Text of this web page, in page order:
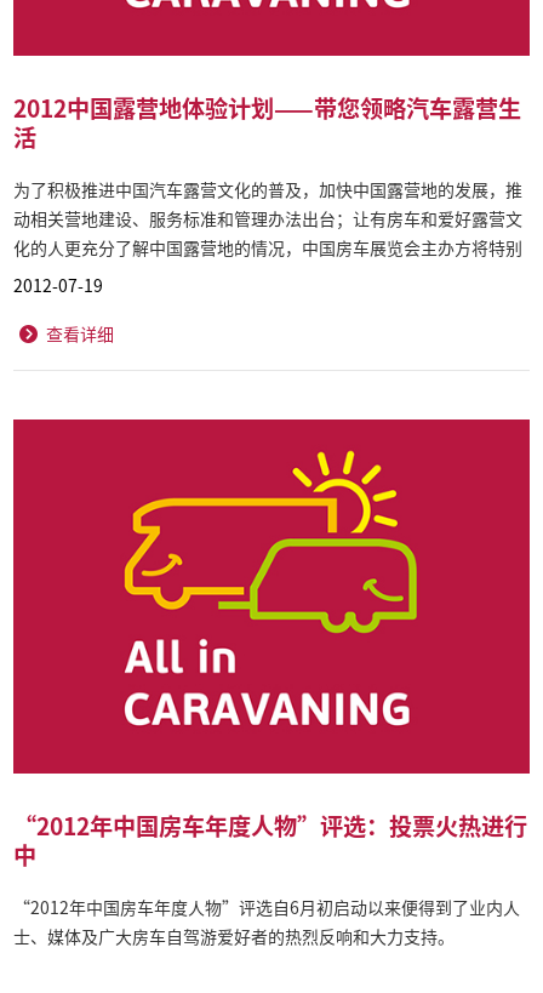
2012中国露营地体验计划——带您领略汽车露营生
活
为了积极推进中国汽车露营文化的普及，加快中国露营地的发展，推
动相关营地建设、服务标准和管理办法出台；让有房车和爱好露营文
化的人更充分了解中国露营地的情况，中国房车展览会主办方将特别
推出“中国露营地体验计划”。
2012-07-19
查看详细
“2012年中国房车年度人物”评选：投票火热进行
中
“2012年中国房车年度人物”评选自6月初启动以来便得到了业内人
士、媒体及广大房车自驾游爱好者的热烈反响和大力支持。